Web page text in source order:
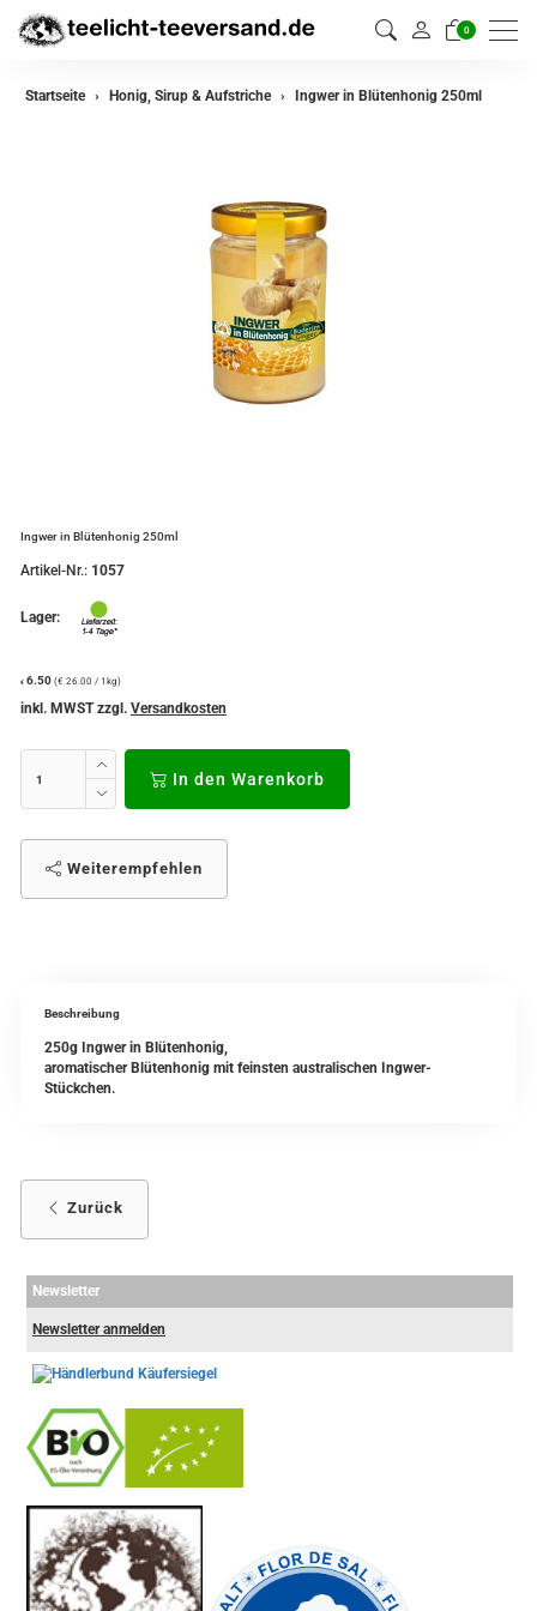
0
Startseite Honig, Sirup & Aufstriche Ingwer in Blütenhonig 250ml
Ingwer in Blütenhonig 250ml
Artikel-Nr.: 1057
Lager:
€ 6.50 (€ 26.00 / 1kg)
inkl. MWST zzgl. Versandkosten
In den Warenkorb
Weiterempfehlen
Beschreibung
250g Ingwer in Blütenhonig,
aromatischer Blütenhonig mit feinsten australischen Ingwer-
Stückchen.
Zurück
Newsletter
Newsletter anmelden